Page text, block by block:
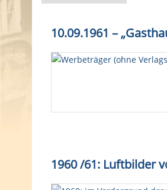
e
10.09.1961 –
1960 /61: Luftbilder